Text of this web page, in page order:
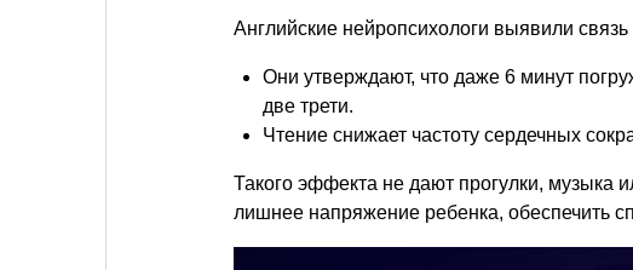
Английские нейропсихологи выявили
Они утверждают, что даже 6 минут
две трети.
Чтение снижает частоту сердечных
Такого эффекта не дают прогулки, музыка
лишнее напряжение ребенка, обеспечить